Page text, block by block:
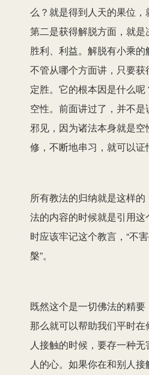
么？就是得到人天的果位，
第二是获得解脱方面，就
胜利、利益。解脱有小乘的
不管从哪个方面讲，只要
定胜。它的根本因是什么呢
空性。前面讲过了，并不
邪见，因为诸法本身就是
修，不断地串习，就可以证
所有教法的归纳就是这样
法的内容的时候就是引用
时应该牢记这个教言，“不
槃”。
既然这个是一切佛法的精要
那么就可以帮助我们平时
人接触的时候，要存一种
人的心。如果你在和别人